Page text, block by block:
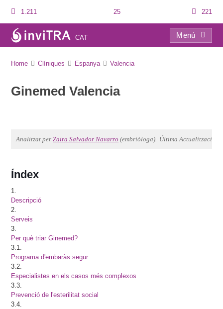
1.211 25 221
CAT
Menú
Home Clíniques Espanya Valencia
Ginemed Valencia
Analitzat perZaira Salvador Navarro (embriòloga). Última Actualització:
Índex
1.
Descripció
2.
Serveis
3.
Per què triar Ginemed?
3.1.
Programa d'embaràs segur
3.2.
Especialistes en els casos més complexos
3.3.
Prevenció de l'esterilitat social
3.4.